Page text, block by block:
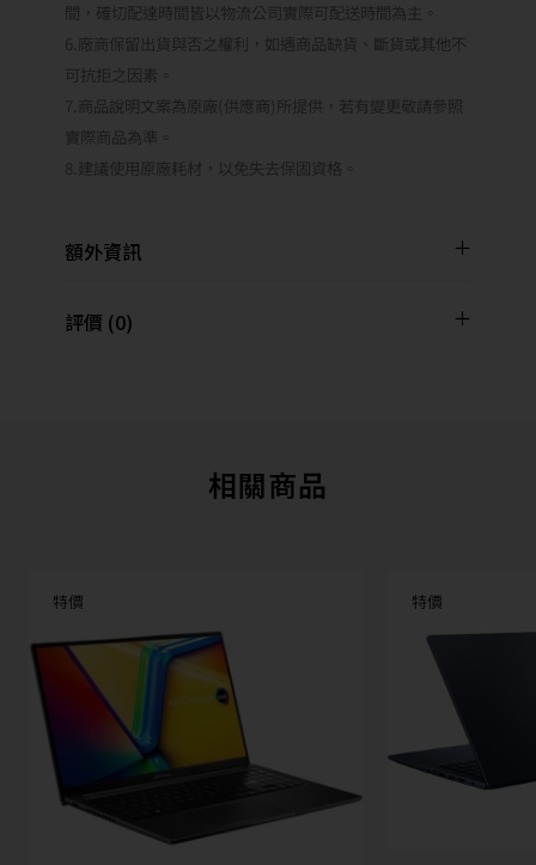
間，確切配達時間皆以物流公司實際可配送時間為主。
6.廠商保留出貨與否之權利，如遇商品缺貨、斷貨或其他不
可抗拒之因素。
7.商品說明文案為原廠(供應商)所提供，若有變更敬請參照
實際商品為準。
8.建議使用原廠耗材，以免失去保固資格。
額外資訊
評價 (0)
相關商品
特價 特價